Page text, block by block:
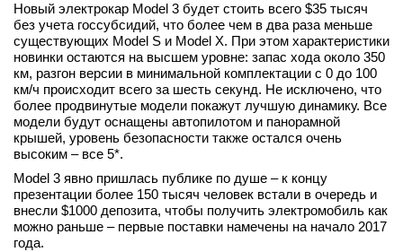
Новости
Интервью
вконтакте
телеграм
Стать автором
Вход
Новый электрокар Model 3 будет стоить всего $35 тысяч
без учета госсубсидий, что более чем в два раза меньше
существующих Model S и Model X. При этом характеристики
новинки остаются на высшем уровне: запас хода около 350
км, разгон версии в минимальной комплектации с 0 до 100
км/ч происходит всего за шесть секунд. Не исключено, что
более продвинутые модели покажут лучшую динамику. Все
модели будут оснащены автопилотом и панорамной
крышей, уровень безопасности также остался очень
высоким – все 5*.
Model 3 явно пришлась публике по душе – к концу
презентации более 150 тысяч человек встали в очередь и
внесли $1000 депозита, чтобы получить электромобиль как
можно раньше – первые поставки намечены на начало 2017
года.